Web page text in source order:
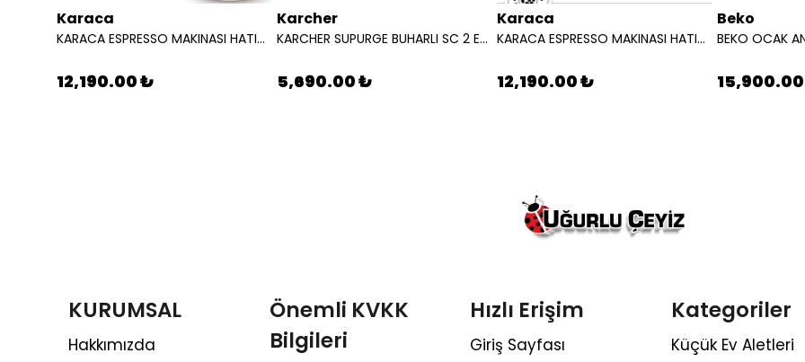
Karaca
KARACA ESPRESSO MAKINASI HATIR PERFETTO ESPRESSO T.K.M. COPPER 8683650465904
12,190.00 ₺
Karcher
KARCHER SUPURGE BUHARLI SC 2 EASYFIX EU BEYAZ 15126000
5,690.00 ₺
Karaca
KARACA ESPRESSO MAKINASI HATIR PERFETTO ESPRESSO T.K.M.STARLIGHT 8683650465911
12,190.00 ₺
Beko
KURUMSAL
Hakkımızda
Önemli KVKK
Bilgileri
Hızlı Erişim
Giriş Sayfası
Kategoriler
Küçük Ev Aletleri